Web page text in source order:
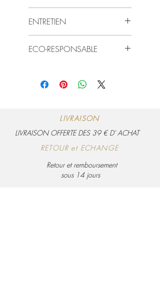
franges comprises
ENTRETIEN
une éponge humide
ECO-RESPONSABLE
l'environnement
LIVRAISON
LIVRAISON OFFERTE DES 39 € D' ACHAT
RETOUR et ECHANGE
Retour et remboursement
sous 14 jours